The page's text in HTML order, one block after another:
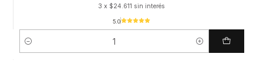
3 x $24.611 sin interés
5.0
Cantidad